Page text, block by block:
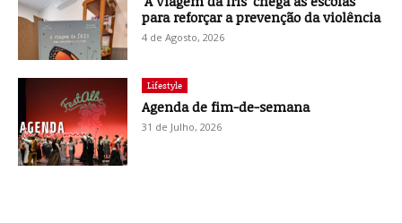
para reforçar a prevenção da violência
4 de Agosto, 2026
Lifestyle
Agenda de fim-de-semana
31 de Julho, 2026